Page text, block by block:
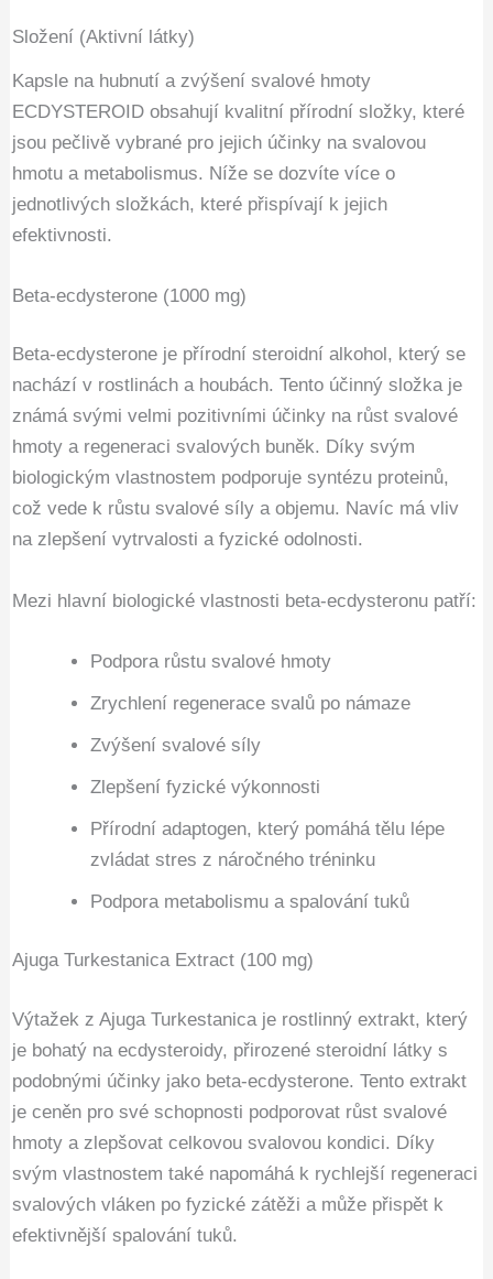
Složení (Aktivní látky)
Kapsle na hubnutí a zvýšení svalové hmoty
ECDYSTEROID obsahují kvalitní přírodní složky, které
jsou pečlivě vybrané pro jejich účinky na svalovou
hmotu a metabolismus. Níže se dozvíte více o
jednotlivých složkách, které přispívají k jejich
efektivnosti.
Beta-ecdysterone (1000 mg)
Beta-ecdysterone je přírodní steroidní alkohol, který se
nachází v rostlinách a houbách. Tento účinný složka je
známá svými velmi pozitivními účinky na růst svalové
hmoty a regeneraci svalových buněk. Díky svým
biologickým vlastnostem podporuje syntézu proteinů,
což vede k růstu svalové síly a objemu. Navíc má vliv
na zlepšení vytrvalosti a fyzické odolnosti.
Mezi hlavní biologické vlastnosti beta-ecdysteronu patří:
Podpora růstu svalové hmoty
Zrychlení regenerace svalů po námaze
Zvýšení svalové síly
Zlepšení fyzické výkonnosti
Přírodní adaptogen, který pomáhá tělu lépe
zvládat stres z náročného tréninku
Podpora metabolismu a spalování tuků
Ajuga Turkestanica Extract (100 mg)
Výtažek z Ajuga Turkestanica je rostlinný extrakt, který
je bohatý na ecdysteroidy, přirozené steroidní látky s
podobnými účinky jako beta-ecdysterone. Tento extrakt
je ceněn pro své schopnosti podporovat růst svalové
hmoty a zlepšovat celkovou svalovou kondici. Díky
svým vlastnostem také napomáhá k rychlejší regeneraci
svalových vláken po fyzické zátěži a může přispět k
efektivnější spalování tuků.